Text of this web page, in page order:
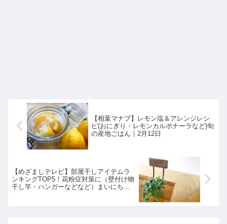
【相葉マナブ】レモン塩＆アレンジレシ
ピ(おにぎり・レモンカルボナーラなど)旬
の産地ごはん｜2月12日
【めざましテレビ】部屋干しアイテムラ
ンキングTOP5！花粉症対策に（壁付け物
干し竿・ハンガーなどなど）まいにちラ